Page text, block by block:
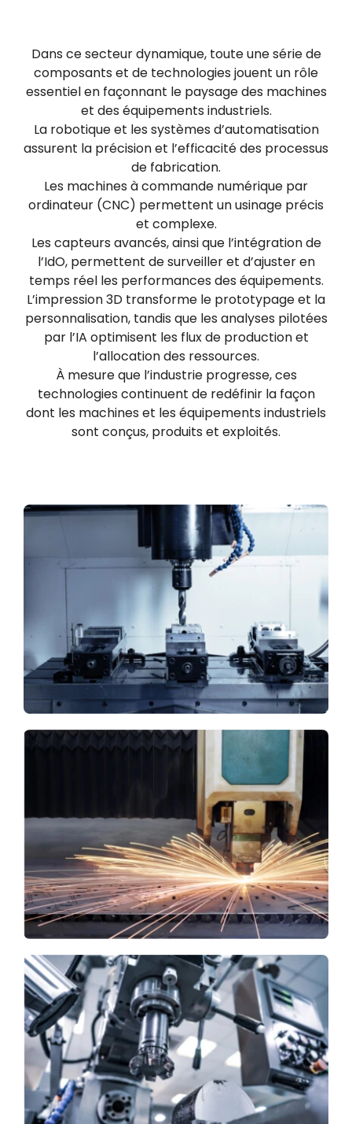
Dans ce secteur dynamique, toute une série de
composants et de technologies jouent un rôle
essentiel en façonnant le paysage des machines
et des équipements industriels.
La robotique et les systèmes d’automatisation
assurent la précision et l’efficacité des processus
de fabrication.
Les machines à commande numérique par
ordinateur (CNC) permettent un usinage précis
et complexe.
Les capteurs avancés, ainsi que l’intégration de
l’IdO, permettent de surveiller et d’ajuster en
temps réel les performances des équipements.
L’impression 3D transforme le prototypage et la
personnalisation, tandis que les analyses pilotées
par l’IA optimisent les flux de production et
l’allocation des ressources.
À mesure que l’industrie progresse, ces
technologies continuent de redéfinir la façon
dont les machines et les équipements industriels
sont conçus, produits et exploités.